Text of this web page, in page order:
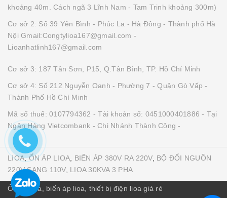
khoảng 40m. Cách ngã 3 Lĩnh Nam - Tam Trinh khoảng 300m)
Cơ sở 2: Số 39 Yên Bình - Phúc La - Hà Đông - Thành phố Hà
Nội Gmail:Congtylioa167@gmail.com -
Lioanhatlinh167@gmail.com
Cơ sở 3: 187 Tân Sơn, P15, Q.Tân Bình, TP. Hồ Chí Minh
Cơ sở 4: Số 212 Nguyễn Oanh - Phường 7 - Quận Gò Vấp -
Thành Phố Hồ Chí Minh
Mã số thuế: 0107794362 - Tài khoản số: 0451000401886 - Tại
Ngân Hàng Vietcombank - Chi Nhánh Thành Công -
LIOA,ỔN ÁP LIOA BIẾN ÁP 380V RA 220V, BỘ ĐỔI NGUỒN
220V SANG 110V, LIOA 30KVA 3 PHA
Ổn áp lioa, biến áp lioa, thiết bị điện lioa giá rẻ